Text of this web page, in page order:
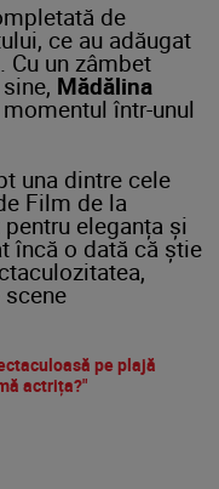
de
ce au adăugat
Cu un zâmbet
Mădălina
într-unul
una dintre cele
Film de la
eleganța și
încă o dată că știe
pe plajă
actrița?"